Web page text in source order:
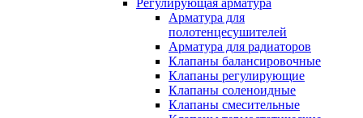
Регулирующая арматура
Арматура для
полотенцесушителей
Арматура для радиаторов
Клапаны балансировочные
Клапаны регулирующие
Клапаны соленоидные
Клапаны смесительные